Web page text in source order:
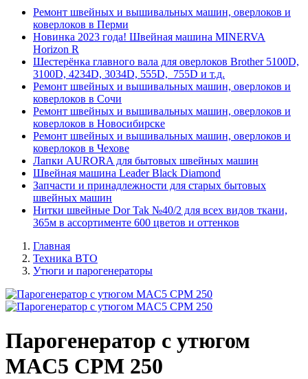
Ремонт швейных и вышивальных машин, оверлоков и
коверлоков в Перми
Новинка 2023 года! Швейная машина MINERVA
Horizon R
Шестерёнка главного вала для оверлоков Brother 5100D,
3100D, 4234D, 3034D, 555D, 755D и т.д.
Ремонт швейных и вышивальных машин, оверлоков и
коверлоков в Сочи
Ремонт швейных и вышивальных машин, оверлоков и
коверлоков в Новосибирске
Ремонт швейных и вышивальных машин, оверлоков и
коверлоков в Чехове
Лапки AURORA для бытовых швейных машин
Швейная машина Leader Black Diamond
Запчасти и принадлежности для старых бытовых
швейных машин
Нитки швейные Dor Tak №40/2 для всех видов ткани,
365м в ассортименте 600 цветов и оттенков
Главная
Техника ВТО
Утюги и парогенераторы
Парогенератор с утюгом
MAC5 CPM 250